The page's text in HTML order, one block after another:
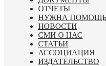
ОТЧЕТЫ
НУЖНА
НОВОСТИ
СМИ О НАС
СТАТЬИ
АССОЦИАЦИЯ
ИЗДАТЕЛЬСТВО